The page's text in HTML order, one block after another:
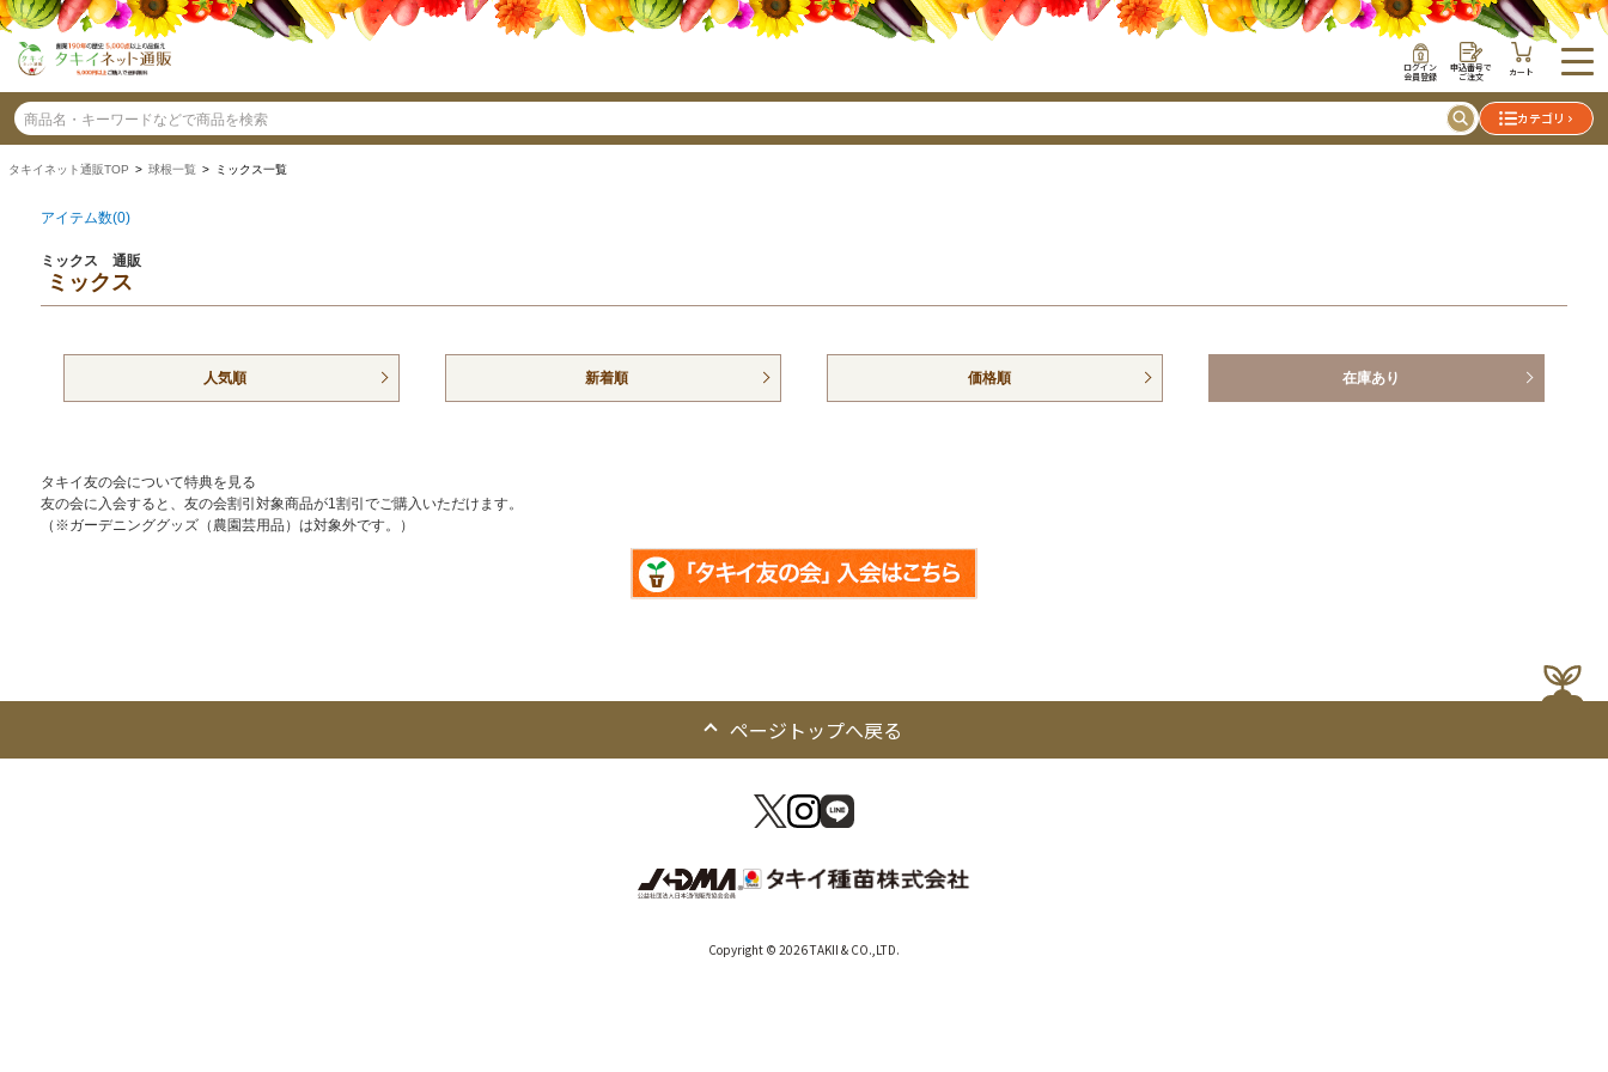
ログイン
会員登録
申込番号で
ご注文 カート
カテゴリ
タキイネット通販TOP > 球根一覧 > ミックス一覧
アイテム数(0)
ミックス 通販
ミックス
人気順 新着順 価格順 在庫あり
タキイ友の会について特典を見る
友の会に入会すると、友の会割引対象商品が1割引でご購入いただけます。
（※ガーデニンググッズ（農園芸用品）は対象外です。）
ページトップへ戻る
Copyright © 2026 TAKII & CO.,LTD.